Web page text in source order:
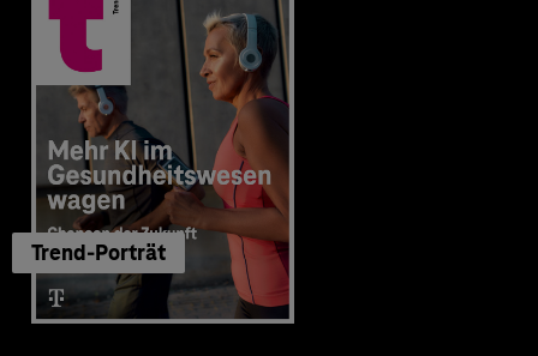
Trend-Porträt